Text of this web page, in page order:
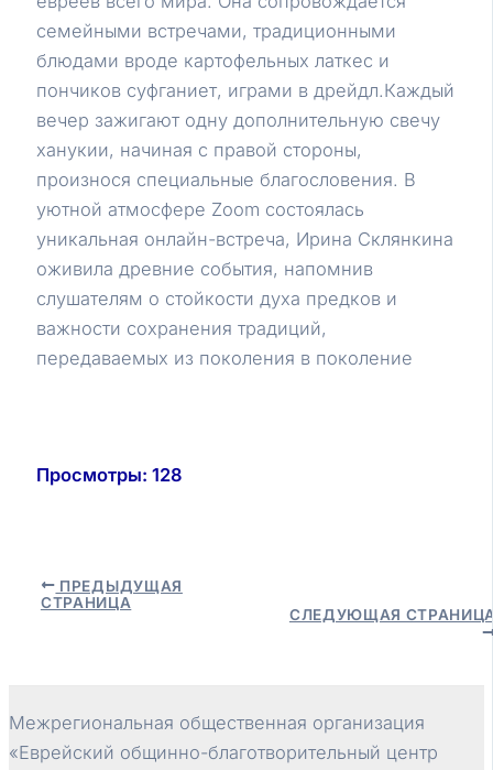
семейными встречами, традиционными
блюдами вроде картофельных латкес и
пончиков суфганиет, играми в дрейдл.Каждый
вечер зажигают одну дополнительную свечу
ханукии, начиная с правой стороны,
произнося специальные благословения. В
уютной атмосфере Zoom состоялась
уникальная онлайн-встреча, Ирина Склянкина
оживила древние события, напомнив
слушателям о стойкости духа предков и
важности сохранения традиций,
передаваемых из поколения в поколение
Просмотры: 128
Навигация
ПРЕДЫДУЩАЯ
СТРАНИЦА
СЛЕДУЮЩАЯ
Межрегиональная общественная организация
«Еврейский общинно-благотворительный центр